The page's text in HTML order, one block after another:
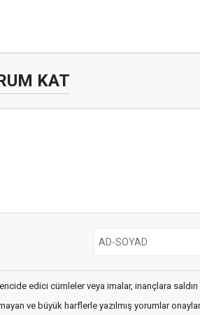
KAT
edici cümleler veya imalar, inançlara
ve büyük harflerle yazılmış yorumlar